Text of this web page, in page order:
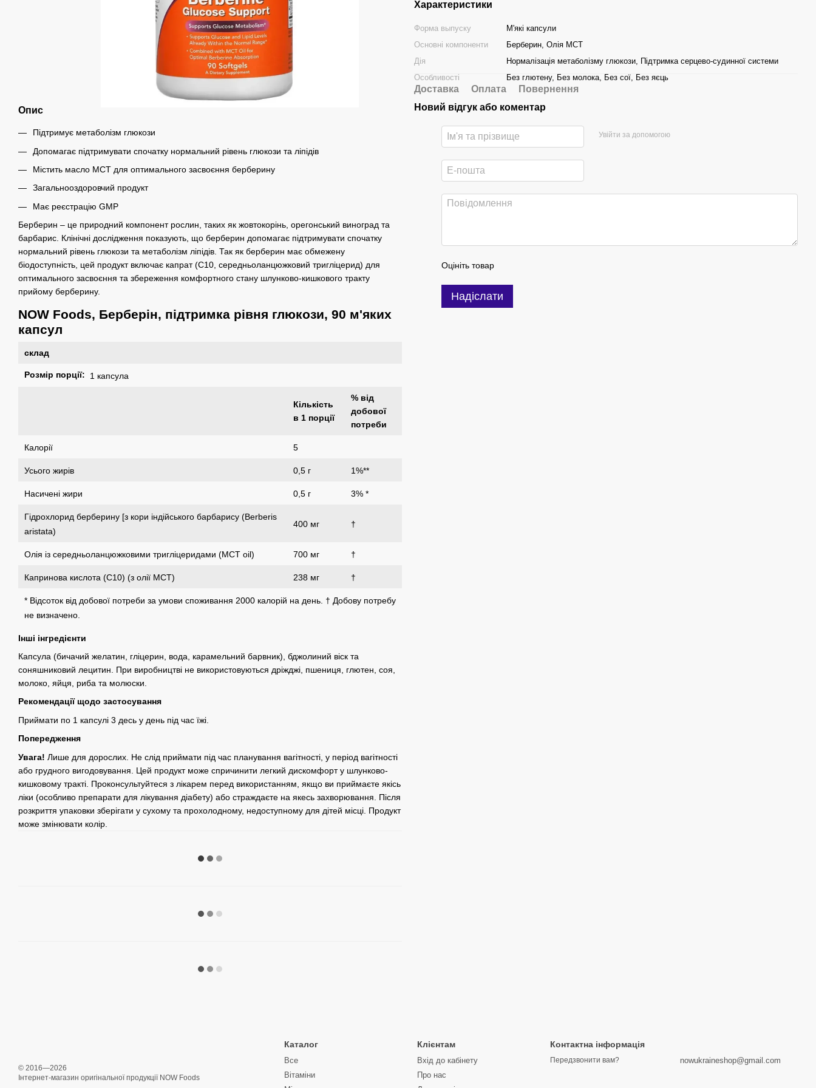
Опис
Підтримує метаболізм глюкози
Допомагає підтримувати спочатку нормальний рівень глюкози та ліпідів
Містить масло MCT для оптимального засвоєння берберину
Загальнооздоровчий продукт
Має реєстрацію GMP
Берберин – це природний компонент рослин, таких як жовтокорінь, орегонський виноград та
барбарис. Клінічні дослідження показують, що берберин допомагає підтримувати спочатку
нормальний рівень глюкози та метаболізм ліпідів. Так як берберин має обмежену
біодоступність, цей продукт включає капрат (C10, середньоланцюжковий тригліцерид) для
оптимального засвоєння та збереження комфортного стану шлунково-кишкового тракту
прийому берберину.
NOW Foods, Берберін, підтримка рівня глюкози, 90 м'яких
капсул
склад
Розмір порції: 1 капсула
Кількість
в 1 порції
% від
добової
потреби
Калорії 5
Усього жирів 0,5 г 1%**
Насичені жири 0,5 г 3% *
Гідрохлорид берберину [з кори індійського барбарису (Berberis
aristata)
400 мг †
Олія із середньоланцюжковими тригліцеридами (MCT oil) 700 мг †
Капринова кислота (C10) (з олії MCT) 238 мг †
* Відсоток від добової потреби за умови споживання 2000 калорій на день. † Добову потребу
не визначено.
Інші інгредієнти
Капсула (бичачий желатин, гліцерин, вода, карамельний барвник), бджолиний віск та
соняшниковий лецитин. При виробництві не використовуються дріжджі, пшениця, глютен, соя,
молоко, яйця, риба та молюски.
Рекомендації щодо застосування
Приймати по 1 капсулі 3 десь у день під час їжі.
Попередження
Увага! Лише для дорослих. Не слід приймати під час планування вагітності, у період вагітності
або грудного вигодовування. Цей продукт може спричинити легкий дискомфорт у шлунково-
кишковому тракті. Проконсультуйтеся з лікарем перед використанням, якщо ви приймаєте якісь
ліки (особливо препарати для лікування діабету) або страждаєте на якесь захворювання. Після
розкриття упаковки зберігати у сухому та прохолодному, недоступному для дітей місці. Продукт
може змінювати колір.
Характеристики
Форма выпуску
М'які капсули
Основні компоненти
Берберин, Олія МСТ
Дія
Нормалізація метаболізму глюкози, Підтримка серцево-судинної системи
Особливості
Без глютену, Без молока, Без сої, Без яєць
Доставка Оплата
Повернення
Новий відгук або коментар
Увійти за допомогою
Оцініть товар
Надіслати
© 2016—2026
Інтернет-магазин оригінальної продукції NOW Foods
Каталог
Все
Вітаміни
Клієнтам
Вхід до кабінету
Про нас
Контактна інформація
Передзвонити вам? nowukraineshop@gmail.com